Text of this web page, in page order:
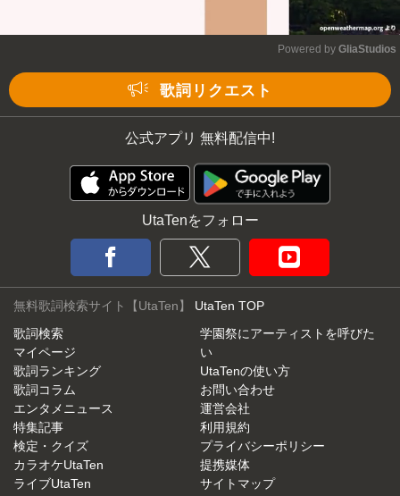
Powered by GliaStudios
歌詞リクエスト
公式アプリ 無料配信中!
UtaTenをフォロー
無料歌詞検索サイト【UtaTen】 UtaTen TOP
歌詞検索
マイページ
歌詞ランキング
歌詞コラム
エンタメニュース
特集記事
検定・クイズ
カラオケUtaTen
ライブUtaTen
学園祭にアーティストを呼びた
い
UtaTenの使い方
お問い合わせ
運営会社
利用規約
プライバシーポリシー
提携媒体
サイトマップ